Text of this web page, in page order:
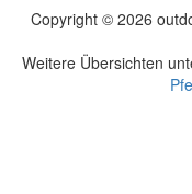
Copyright © 2026
Weitere Übersichten